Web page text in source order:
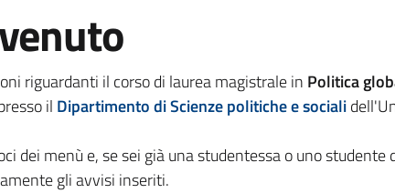
riguardanti il corso di laurea magistrale in Politica
il Dipartimento di Scienze politiche e sociali
dei menù e, se sei già una studentessa o uno studente
gli avvisi inseriti.